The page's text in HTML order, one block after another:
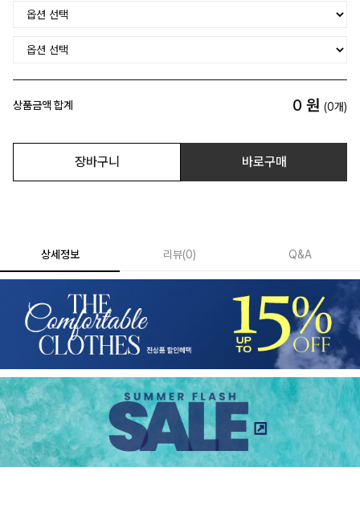
상품금액 합계 0 원 (0개)
장바구니 바로구매
상세정보 리뷰(0) Q&A